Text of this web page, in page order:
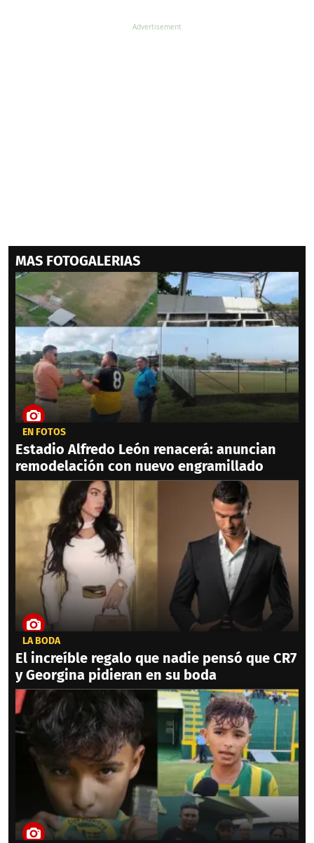
MAS FOTOGALERIAS
EN FOTOS
Estadio Alfredo León renacerá: anuncian
remodelación con nuevo engramillado
LA BODA
El increíble regalo que nadie pensó que CR7
y Georgina pidieran en su boda